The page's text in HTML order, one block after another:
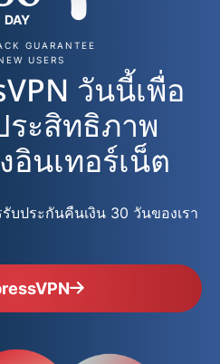
DAY
GUARANTEE
USERS
วันนี้เพื่อ
ะสิทธิภาพ
นเทอร์เน็ต
บประกันคืนเงิน 30 วันของเรา